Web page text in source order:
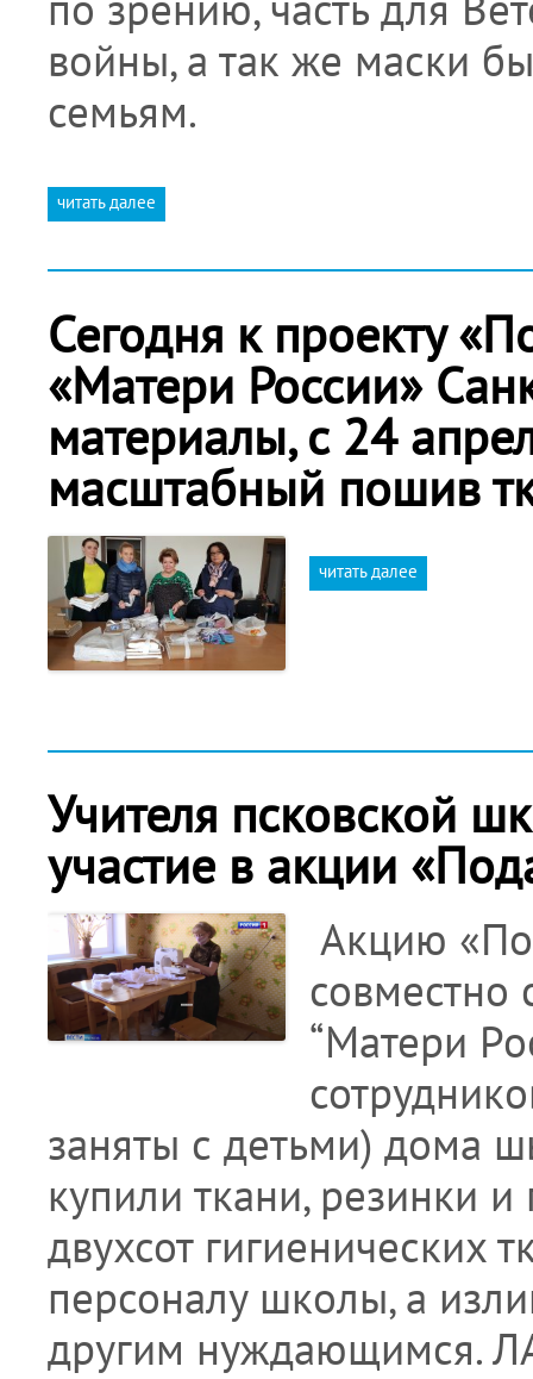
войны, а так же маски
семьям.
читать далее
Сегодня к проекту
«Матери России»
материалы, с 24
масштабный пошив
читать далее
Учителя псковской
участие в акции
Акцию
“Матери
заняты с детьми) дома
купили ткани, резинки
двухсот гигиенических
персоналу школы, а
другим нуждающимся.